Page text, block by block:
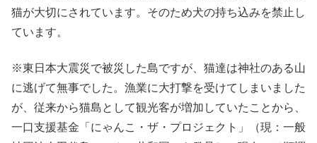
猫が大切にされています。そのため犬の持ち込みを禁止し
ています。
※東日本大震災で被災した島ですが、猫達は神社のある山
に逃げて無事でした。漁業に大打撃を受けてしまいました
が、従来から猫島として観光客が増加していたことから、
一口支援基金「にゃんこ・ザ・プロジェクト」（現：一般